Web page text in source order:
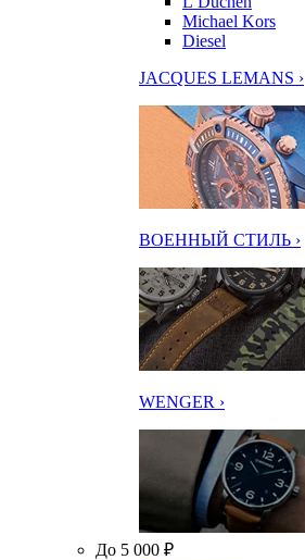
Michael Kors
Diesel
JACQUES LEMANS ›
ВОЕННЫЙ СТИЛЬ ›
WENGER ›
До 5 000 ₽